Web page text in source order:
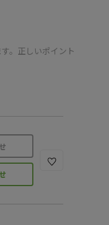
。正しいポイント